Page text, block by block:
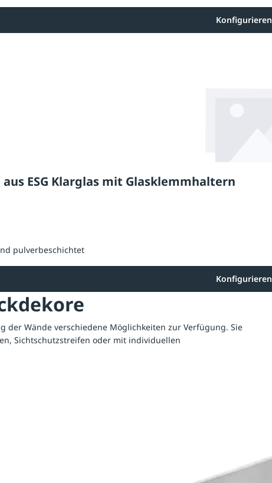
Konfigurieren
aus ESG Klarglas mit Glasklemmhaltern
pulverbeschichtet
Konfigurieren
der Wände verschiedene Möglichkeiten zur Verfügung. Sie
Sichtschutzstreifen oder mit individuellen